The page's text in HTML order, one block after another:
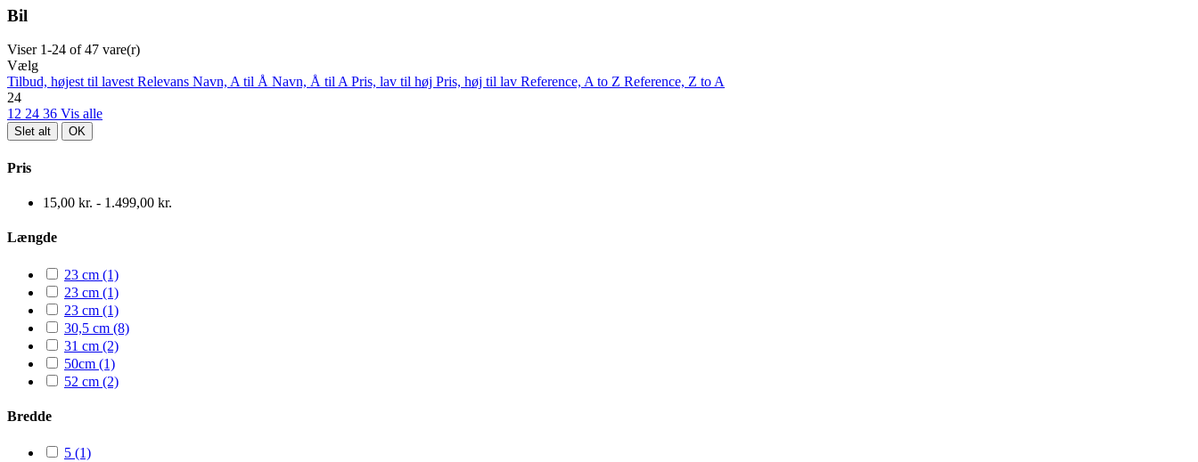
Bil
Viser 1-24 of 47 vare(r)
Vælg
Tilbud, højest til lavestRelevans Navn, A til Å Navn, Å til APris, lav til høj Pris, høj til lav Reference, A to Z Reference, Z to A
24
12 24 36 Vis alle
Slet alt OK
Pris
15,00 kr. - 1.499,00 kr.
Længde
23 cm (1)
23 cm (1)
23 cm (1)
30,5 cm (8)
31 cm (2)
50cm (1)
52 cm (2)
Bredde
5 (1)